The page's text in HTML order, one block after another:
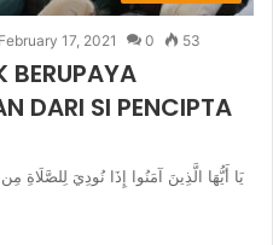
17, 2021 0 53
BERUPAYA
DARI SI PENCIPTA
يَا أَيُّهَا الَّذِينَ آمَنُوا إِذَا نُودِيَ لِلصَّلَاةِ